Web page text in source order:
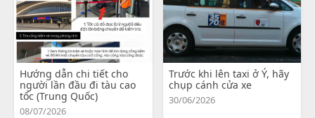
Hướng dẫn chi tiết cho
người lần đầu đi tàu cao
tốc (Trung Quốc)
08/07/2026
Trước khi lên taxi ở Ý, hãy
chụp cánh cửa xe
30/06/2026